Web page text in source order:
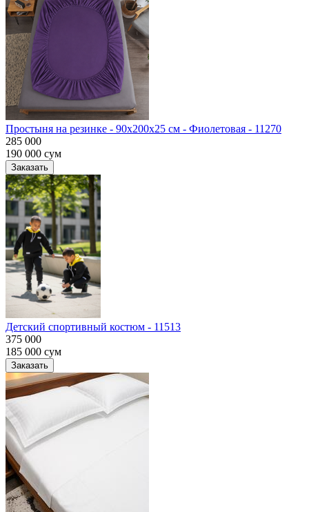
Простыня на резинке - 90x200x25 cм - Фиолетовая - 11270
285 000
190 000 сум
Заказать
Детский спортивный костюм - 11513
375 000
185 000 сум
Заказать